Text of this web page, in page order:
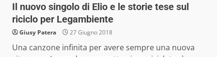
Il nuovo singolo di Elio e le storie tese sul
riciclo per Legambiente
Giusy Patera 27 Giugno 2018
Una canzone infinita per avere sempre una nuova